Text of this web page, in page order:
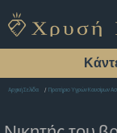
Αρχική Σελίδα Πρατήριο Υγρών Καυσίμων